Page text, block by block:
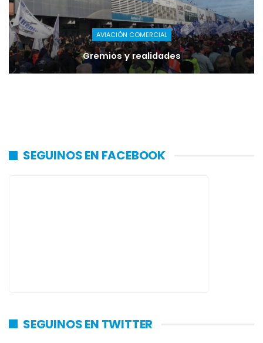
AVIACIÓN COMERCIAL
Gremios y realidades
SEGUINOS EN FACEBOOK
SEGUINOS EN TWITTER